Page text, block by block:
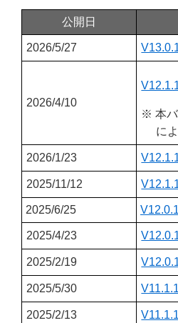
公開日
2026/5/27
2026/4/10
※ 本バ
に
2026/1/23
2025/11/12
2025/6/25
2025/4/23
2025/2/19
2025/5/30
2025/2/13